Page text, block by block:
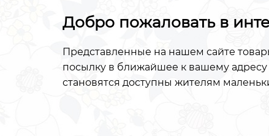
Добро пожаловать в
Представленные на нашем сайте
посылку в ближайшее к вашему адресу
становятся доступны жителям